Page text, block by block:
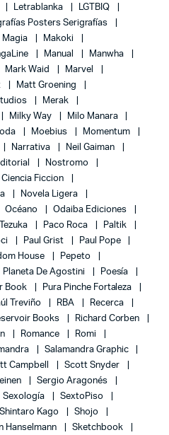
Letrablanka
LGTBIQ
Posters Serigrafías
Magia
Makoki
Manual
Manwha
Mark Waid
Marvel
Matt Groening
Merak
Milky Way
Milo Manara
Moebius
Momentum
Narrativa
Neil Gaiman
Nostromo
Ciencia Ficcion
Novela Ligera
Océano
Odaiba Ediciones
Paco Roca
Paltik
Paul Grist
Paul Pope
House
Pepeto
Planeta De Agostini
Poesía
Book
Pura Pinche Fortaleza
Treviño RBA
Recerca
Books
Richard Corben
Romance
Romi
Salamandra Graphic
Campbell
Scott Snyder
Sergio Aragonés
Sexología
SextoPiso
Shintaro Kago
Shojo
Hanselmann Sketchbook